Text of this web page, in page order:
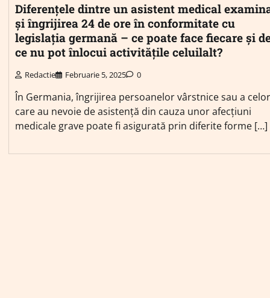
Diferențele dintre un asistent medical
și îngrijirea 24 de ore în conformitate cu
legislația germană – ce poate face fiecare și
ce nu pot înlocui activitățile celuilalt?
Redactie Februarie 5, 2025 0
În Germania, îngrijirea persoanelor vârstnice sau a celor
care au nevoie de asistență din cauza unor afecțiuni
medicale grave poate fi asigurată prin diferite forme […]